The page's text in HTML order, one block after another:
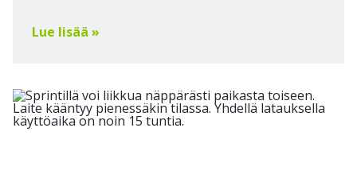
Lue lisää »